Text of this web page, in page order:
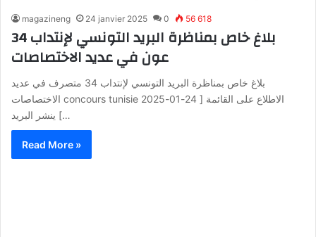
magazineng 24 janvier 2025 0 56 618
بلاغ خاص بمناظرة البريد التونسي لإنتداب 34
عون في عديد الاختصاصات
بلاغ خاص بمناظرة البريد التونسي لإنتداب 34 متصرف في عديد
الاختصاصات concours tunisie الاطلاع على القائمة [ 24-01-2025
] ينشر البريد…
Read More »